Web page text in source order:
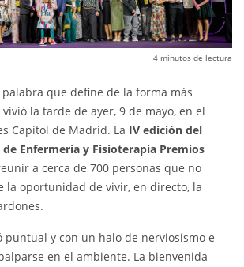
4 minutos de lectura
palabra que define de la forma más
la tarde de ayer, 9 de mayo, en el
Capitol de Madrid. La IV edición del
Enfermería y Fisioterapia Premios
a cerca de 700 personas que no
la oportunidad de vivir, en directo, la
puntual y con un halo de nerviosismo e
en el ambiente. La bienvenida